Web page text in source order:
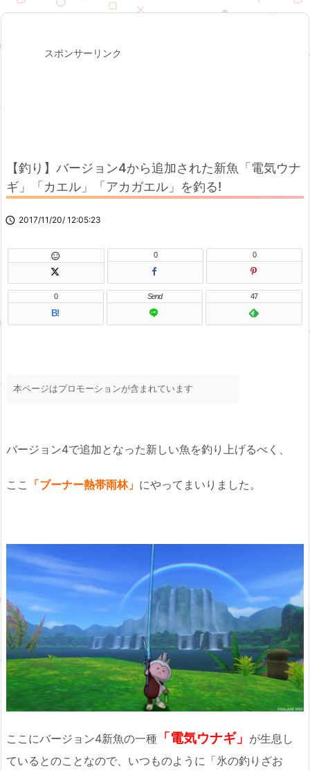
スポンサーリンク
【釣り】バージョン4から追加された新魚「電気ウナ
ギ」「カエル」「アカガエル」を釣る!
 2017/11/20/ 12:05:23
 0 0
B!
0 Send 47
本ページはプロモーションが含まれています
バージョン4で追加となった新しい魚を釣り上げるべく、
ここ 「ブーナー熱帯雨林」 にやってまいりました。
ここにバージョン4新魚の一種 「電気ウナギ」 が生息し
ているとのことなので、いつものように「氷の釣りざお